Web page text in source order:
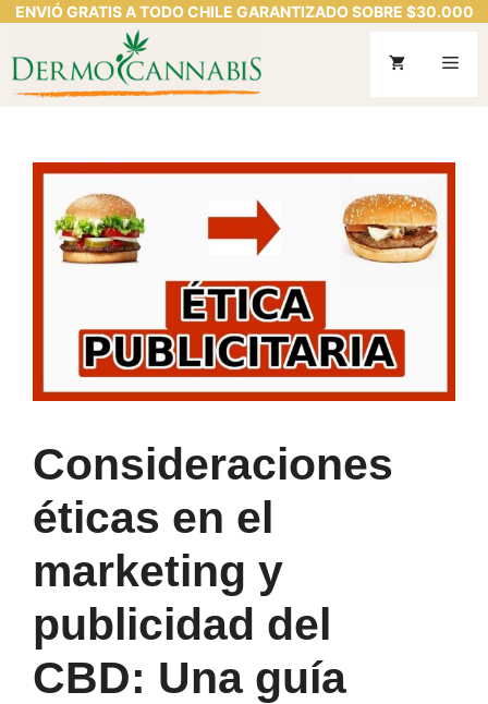
ENVIÓ GRATIS A TODO CHILE GARANTIZADO SOBRE $30.000
al
contenido
Consideraciones
éticas en el
marketing y
publicidad del
CBD: Una guía